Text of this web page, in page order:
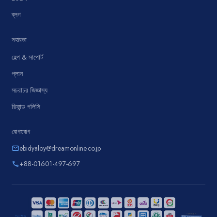
ব্লগ
সহায়তা
হেল্প & সাপোর্ট
প্লান
সচরাচর জিজ্ঞাস্য
রিফান্ড পলিসি
যোগাযোগ
emailebidyaloy@dreamonline.co.jp
phone+88-01601-497-697